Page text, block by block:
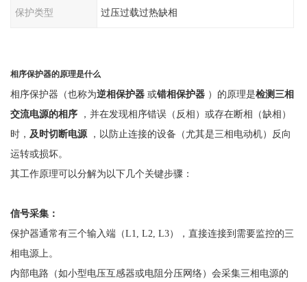
保护类型 过压过载过热缺相
相序保护器的原理是什么
相序保护器（也称为逆相保护器 或错相保护器 ）的原理是检测三相
交流电源的相序
，并在发现相序错误（反相）或存在断相（缺相）
时， 及时切断电源
，以防止连接的设备（尤其是三相电动机）反向
运转或损坏。
其工作原理可以分解为以下几个关键步骤：
信号采集：
保护器通常有三个输入端（L1, L2, L3），直接连接到需要监控的三
相电源上。
内部电路（如小型电压互感器或电阻分压网络）会采集三相电源的